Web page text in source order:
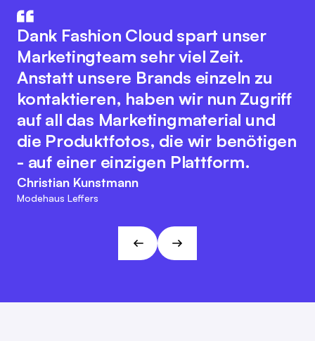
Die Integration unseres
Warenwirtschaftssystem mit
Fashion Cloud hat unsere internen
Abläufe deutlich verbessert. Wir
haben nun Bilder zu den einzelnen
Artikeln im System, was das interne
Reporting, unser
Retourenmanagement und die
Nachorder deutlich vereinfacht.
Marc Ramelow
Dank Fashion Cloud spart unser
Marketingteam sehr viel Zeit.
Anstatt unsere Brands einzeln zu
kontaktieren, haben wir nun Zugriff
auf all das Marketingmaterial und
die Produktfotos, die wir benötigen
- auf einer einzigen Plattform.
Christian Kunstmann
Modehaus Leffers
innovative Plattformgedanke
fördert eine nahtlose
Zusammenarbeit aller
Branchenakteure zur Optimierung
digitaler Prozesse. Dabei bewahrt
sich das Team der Fashion Cloud
ihren kundenfreundlichen und
agilen Charakter. Diese
Herangehensweise passt zu den